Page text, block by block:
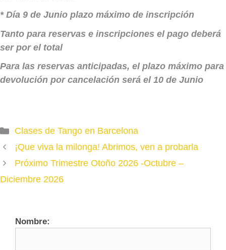
* Día 9 de Junio plazo máximo de inscripción
Tanto para reservas e inscripciones el pago deberá
ser por el total
Para las reservas anticipadas, el plazo máximo para
devolución por cancelación será el 10 de Junio
Categories
Clases de Tango en Barcelona
¡Que viva la milonga! Abrimos, ven a probarla
Próximo Trimestre Otoño 2026 -Octubre –
Diciembre 2026
Nombre: